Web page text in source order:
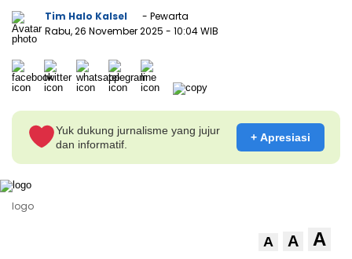
Tim Halo Kalsel
- Pewarta
Rabu, 26 November 2025 - 10:04 WIB
Yuk dukung jurnalisme yang jujur
dan informatif.
+ Apresiasi
logo
A A A